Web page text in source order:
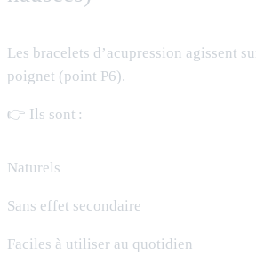
Les bracelets d’acupression agissent
poignet (point P6).
👉 Ils sont :
Naturels
Sans effet secondaire
Faciles à utiliser au quotidien